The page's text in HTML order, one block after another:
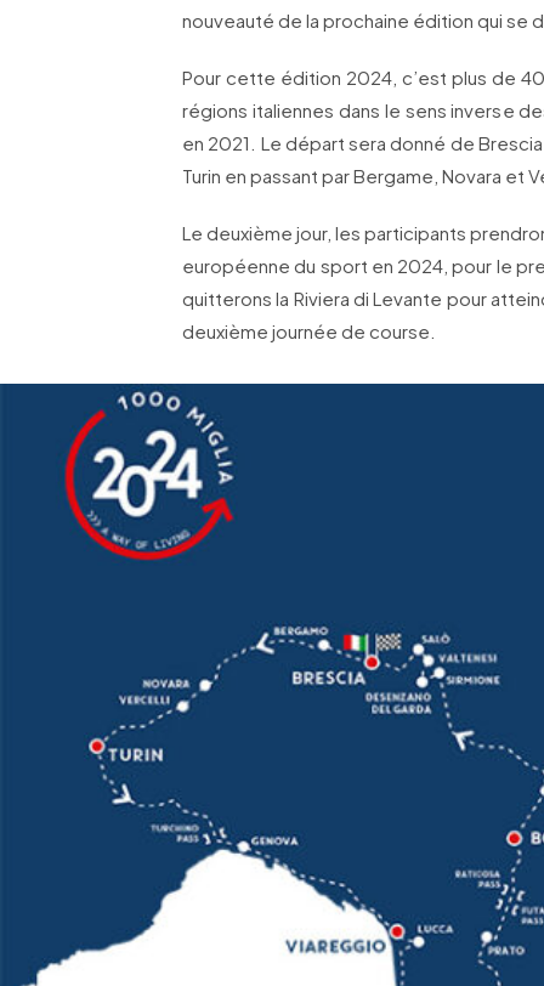
nouveauté de la prochaine édition qui se
Pour cette édition 2024, c’est plus de
régions italiennes dans le sens inverse
en 2021. Le départ sera donné de Brescia
Turin en passant par Bergame, Novara et
Le deuxième jour, les participants
européenne du sport en 2024, pour le
quitterons la Riviera di Levante pour
deuxième journée de course.